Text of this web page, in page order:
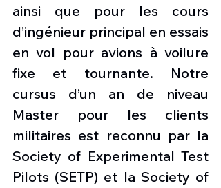
ainsi que pour les cours
d’ingénieur principal en essais
en vol pour avions à voilure
fixe et tournante. Notre
cursus d’un an de niveau
Master pour les clients
militaires est reconnu par la
Society of Experimental Test
Pilots (SETP) et la Society of